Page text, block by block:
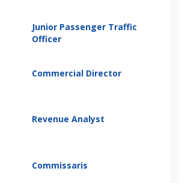
Junior Passenger Traffic
Officer
Commercial Director
Revenue Analyst
Commissaris